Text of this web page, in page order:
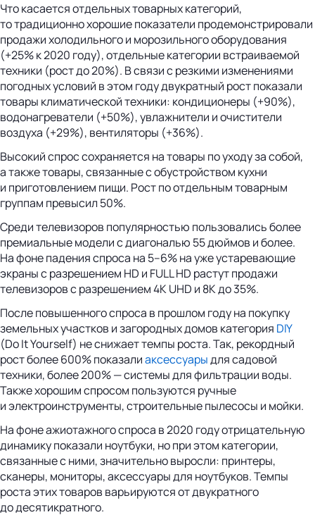
Что касается отдельных товарных категорий,
то традиционно хорошие показатели продемонстрировали
продажи холодильного и морозильного оборудования
(+25% к 2020 году), отдельные категории встраиваемой
техники (рост до 20%). В связи с резкими изменениями
погодных условий в этом году двукратный рост показали
товары климатической техники: кондиционеры (+90%),
водонагреватели (+50%), увлажнители и очистители
воздуха (+29%), вентиляторы (+36%).
Высокий спрос сохраняется на товары по уходу за собой,
а также товары, связанные с обустройством кухни
и приготовлением пищи. Рост по отдельным товарным
группам превысил 50%.
Среди телевизоров популярностью пользовались более
премиальные модели с диагональю 55 дюймов и более.
На фоне падения спроса на 5–6% на уже устаревающие
экраны с разрешением HD и FULL HD растут продажи
телевизоров с разрешением 4K UHD и 8К до 35%.
После повышенного спроса в прошлом году на покупку
земельных участков и загородных домов категория DIY
(Do It Yourself) не снижает темпы роста. Так, рекордный
рост более 600% показалиаксессуарыдля садовой
техники, более 200% — системы для фильтрации воды.
Также хорошим спросом пользуются ручные
и электроинструменты, строительные пылесосы и мойки.
На фоне ажиотажного спроса в 2020 году отрицательную
динамику показали ноутбуки, но при этом категории,
связанные с ними, значительно выросли: принтеры,
сканеры, мониторы, аксессуары для ноутбуков. Темпы
роста этих товаров варьируются от двукратного
до десятикратного.